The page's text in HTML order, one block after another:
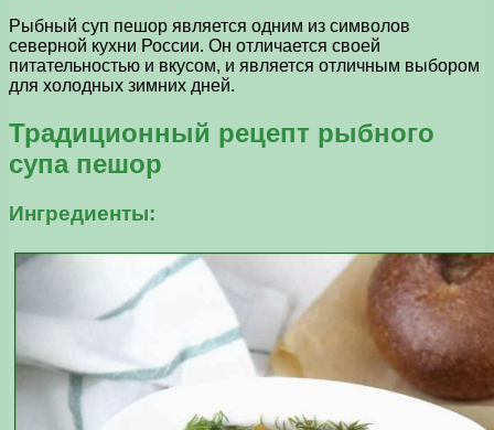
Рыбный суп пешор является одним из символов
северной кухни России. Он отличается своей
питательностью и вкусом, и является отличным выбором
для холодных зимних дней.
Традиционный рецепт рыбного
супа пешор
Ингредиенты: